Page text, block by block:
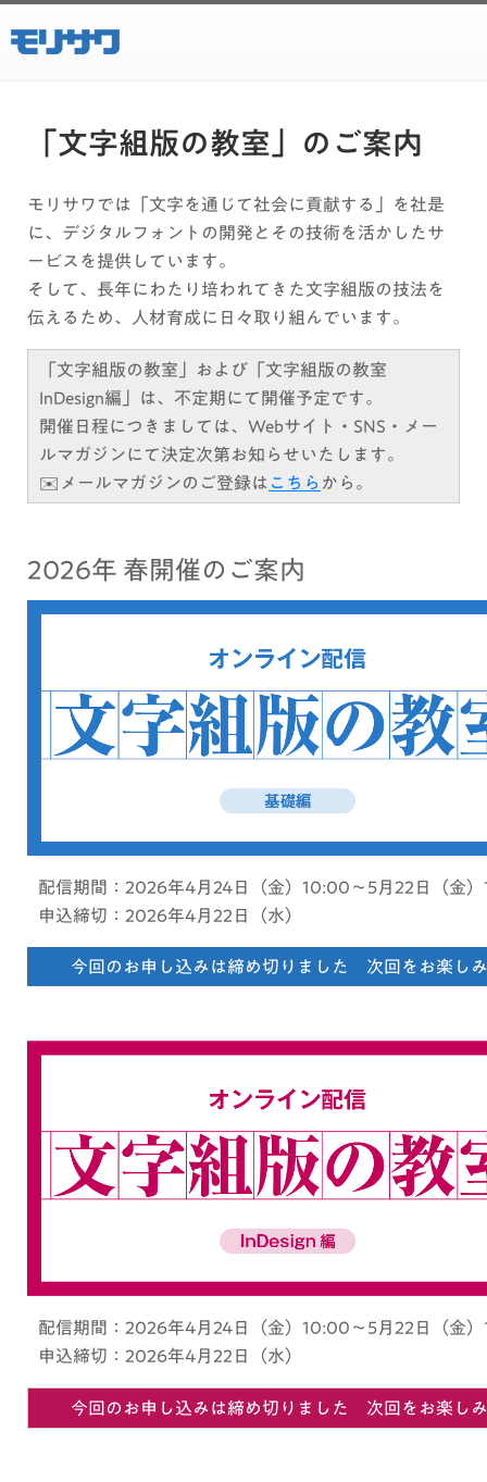
「文字組版の教室」のご案内
モリサワでは「文字を通じて社会に貢献する」を社是
に、デジタルフォントの開発とその技術を活かしたサ
ービスを提供しています。
そして、長年にわたり培われてきた文字組版の技法を
伝えるため、人材育成に日々取り組んでいます。
「文字組版の教室」および「文字組版の教室
InDesign編」は、不定期にて開催予定です。
開催日程につきましては、Webサイト・SNS・メー
ルマガジンにて決定次第お知らせいたします。
✉️メールマガジンのご登録は こちら から。
2026年 春開催のご案内
配信期間：2026年4月24日（金）10:00～5月22日（金
申込締切：2026年4月22日（水）
今回のお申し込みは締め切りました 次回をお楽し
配信期間：2026年4月24日（金）10:00～5月22日（金
申込締切：2026年4月22日（水）
今回のお申し込みは締め切りました 次回をお楽し